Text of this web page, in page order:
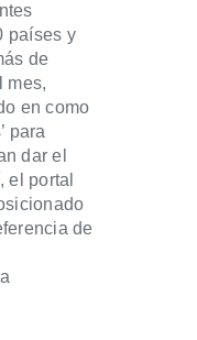
países y
de
mes,
en como
para
dar el
el portal
de